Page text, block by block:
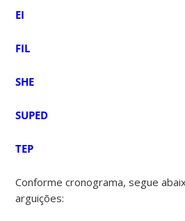
EI
FIL
SHE
SUPED
TEP
Conforme cronograma, segue
arguições: